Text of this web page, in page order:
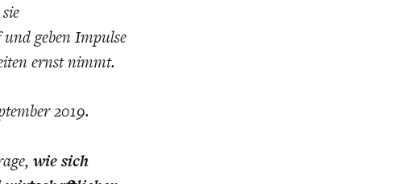
geben Impulse
ernst nimmt.
2019.
wiesich